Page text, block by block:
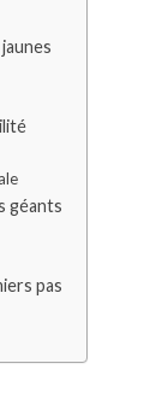
géants
pas